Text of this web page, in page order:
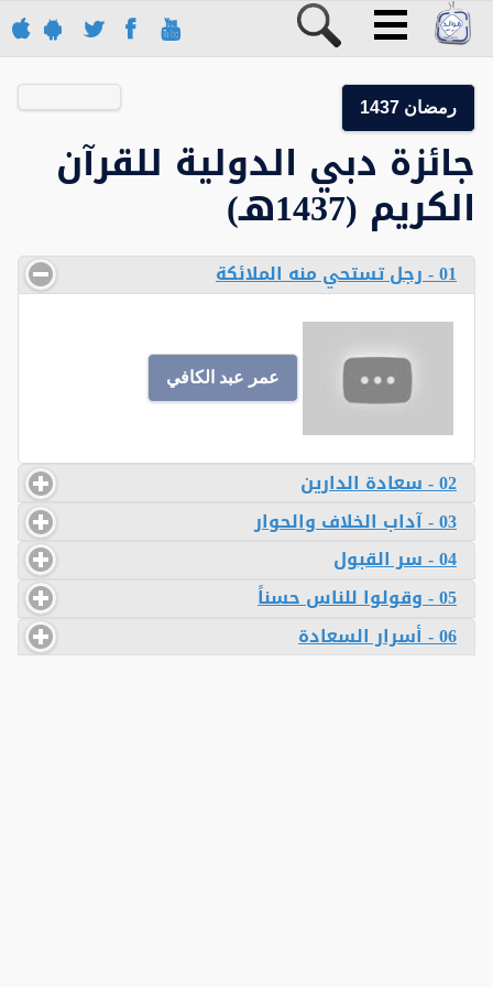
رمضان 1437
جائزة دبي الدولية للقرآن
الكريم (1437هـ)
01 - رجل تستحي منه الملائكة
عمر عبد الكافي
02 - سعادة الدارين
03 - آداب الخلاف والحوار
04 - سر القبول
05 - وقولوا للناس حسناً
06 - أسرار السعادة